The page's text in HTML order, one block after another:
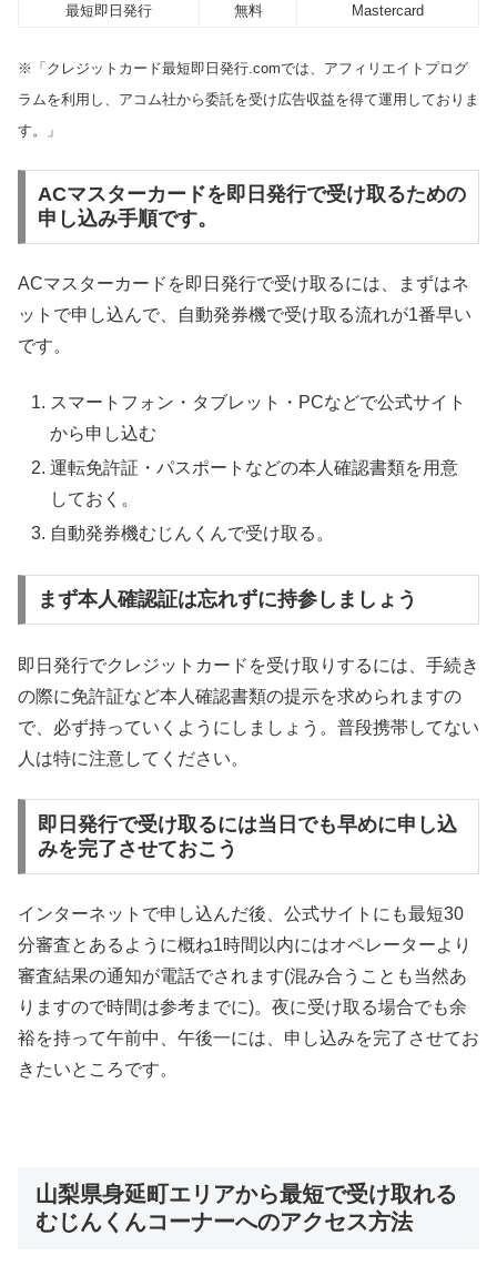
最短即日発行
無料 Mastercard
※「クレジットカード最短即日発行.comでは、アフィリエイトプログ
ラムを利用し、アコム社から委託を受け広告収益を得て運用しておりま
す。」
ACマスターカードを即日発行で受け取るための
申し込み手順です。
ACマスターカードを即日発行で受け取るには、まずはネ
ットで申し込んで、自動発券機で受け取る流れが1番早い
です。
スマートフォン・タブレット・PCなどで公式サイト
から申し込む
運転免許証・パスポートなどの本人確認書類を用意
しておく。
自動発券機むじんくんで受け取る。
まず本人確認証は忘れずに持参しましょう
即日発行でクレジットカードを受け取りするには、手続き
の際に免許証など本人確認書類の提示を求められますの
で、必ず持っていくようにしましょう。普段携帯してない
人は特に注意してください。
即日発行で受け取るには当日でも早めに申し込
みを完了させておこう
インターネットで申し込んだ後、公式サイトにも最短30
分審査とあるように概ね1時間以内にはオペレーターより
審査結果の通知が電話でされます(混み合うことも当然あ
りますので時間は参考までに)。夜に受け取る場合でも余
裕を持って午前中、午後一には、申し込みを完了させてお
きたいところです。
山梨県身延町エリアから最短で受け取れる
むじんくんコーナーへのアクセス方法